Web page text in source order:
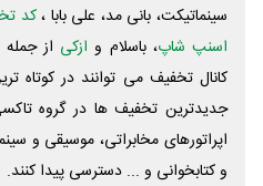
سینماتیکت، بانی مد، علی‌ بابا ،کد
اسنپ شاپ، باسلام و ازکی از
کانال تخفیف می توانند در کوتاه
جدیدترین تخفیف ها در گروه
اپراتورهای مخابراتی، موسیقی و
و کتابخوانی و ... دسترسی پیدا کنند.